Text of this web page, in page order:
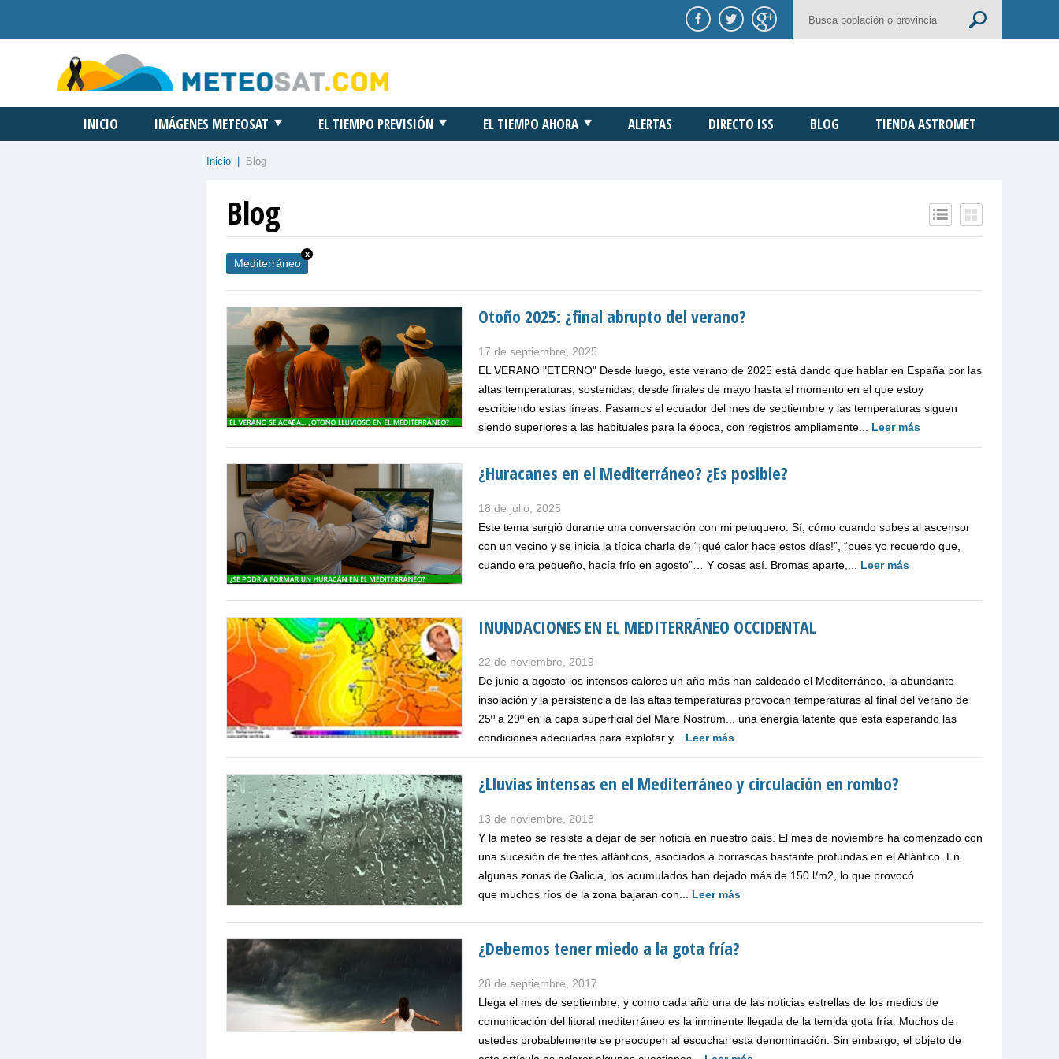
INICIO IMÁGENES METEOSAT EL TIEMPO PREVISIÓN EL TIEMPO AHORA ALERTAS DIRECTO ISS BLOG TIENDA ASTROMET
Inicio Blog
Blog
Mediterráneo
x
Otoño 2025: ¿final abrupto del verano?
17 de septiembre, 2025
EL VERANO "ETERNO" Desde luego, este verano de 2025 está dando que hablar en España por las
altas temperaturas, sostenidas, desde finales de mayo hasta el momento en el que estoy
escribiendo estas líneas. Pasamos el ecuador del mes de septiembre y las temperaturas siguen
siendo superiores a las habituales para la época, con registros ampliamente... Leer más
¿Huracanes en el Mediterráneo? ¿Es posible?
18 de julio, 2025
Este tema surgió durante una conversación con mi peluquero. Sí, cómo cuando subes al ascensor
con un vecino y se inicia la típica charla de “¡qué calor hace estos días!”, “pues yo recuerdo que,
cuando era pequeño, hacía frío en agosto”… Y cosas así. Bromas aparte,... Leer más
INUNDACIONES EN EL MEDITERRÁNEO OCCIDENTAL
22 de noviembre, 2019
De junio a agosto los intensos calores un año más han caldeado el Mediterráneo, la abundante
insolación y la persistencia de las altas temperaturas provocan temperaturas al final del verano de
25º a 29º en la capa superficial del Mare Nostrum... una energía latente que está esperando las
condiciones adecuadas para explotar y... Leer más
¿Lluvias intensas en el Mediterráneo y circulación en rombo?
13 de noviembre, 2018
Y la meteo se resiste a dejar de ser noticia en nuestro país. El mes de noviembre ha comenzado con
una sucesión de frentes atlánticos, asociados a borrascas bastante profundas en el Atlántico. En
algunas zonas de Galicia, los acumulados han dejado más de 150 l/m2, lo que provocó
que muchos ríos de la zona bajaran con... Leer más
¿Debemos tener miedo a la gota fría?
28 de septiembre, 2017
Llega el mes de septiembre, y como cada año una de las noticias estrellas de los medios de
comunicación del litoral mediterráneo es la inminente llegada de la temida gota fría. Muchos de
ustedes probablemente se preocupen al escuchar esta denominación. Sin embargo, el objeto de